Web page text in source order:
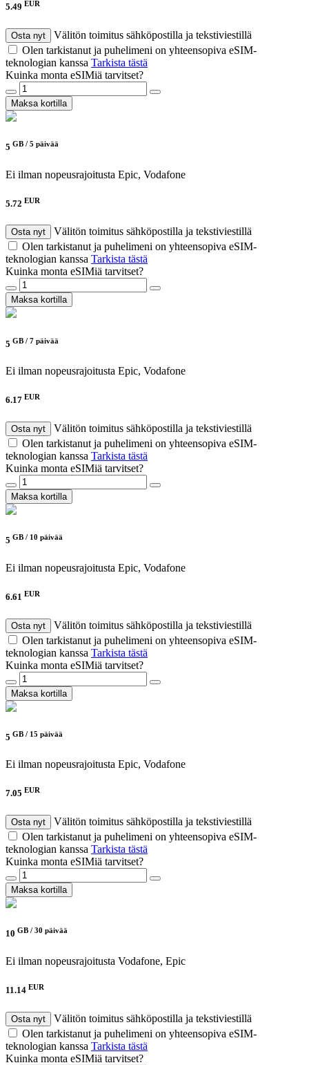
5.49 EUR
Osta nyt
Välitön toimitus sähköpostilla ja tekstiviestillä
Olen tarkistanut ja puhelimeni on yhteensopiva eSIM-
teknologian kanssa Tarkista tästä
Kuinka monta eSIMiä tarvitset?
Maksa kortilla
5 GB / 5 päivää
Ei ilman nopeusrajoitusta Epic, Vodafone
5.72 EUR
Osta nyt
Välitön toimitus sähköpostilla ja tekstiviestillä
Olen tarkistanut ja puhelimeni on yhteensopiva eSIM-
teknologian kanssa Tarkista tästä
Kuinka monta eSIMiä tarvitset?
Maksa kortilla
5 GB / 7 päivää
Ei ilman nopeusrajoitusta Epic, Vodafone
6.17 EUR
Osta nyt
Välitön toimitus sähköpostilla ja tekstiviestillä
Olen tarkistanut ja puhelimeni on yhteensopiva eSIM-
teknologian kanssa Tarkista tästä
Kuinka monta eSIMiä tarvitset?
Maksa kortilla
5 GB / 10 päivää
Ei ilman nopeusrajoitusta Epic, Vodafone
6.61 EUR
Osta nyt
Välitön toimitus sähköpostilla ja tekstiviestillä
Olen tarkistanut ja puhelimeni on yhteensopiva eSIM-
teknologian kanssa Tarkista tästä
Kuinka monta eSIMiä tarvitset?
Maksa kortilla
5 GB / 15 päivää
Ei ilman nopeusrajoitusta Epic, Vodafone
7.05 EUR
Osta nyt
Välitön toimitus sähköpostilla ja tekstiviestillä
Olen tarkistanut ja puhelimeni on yhteensopiva eSIM-
teknologian kanssa Tarkista tästä
Kuinka monta eSIMiä tarvitset?
Maksa kortilla
10 GB / 30 päivää
Ei ilman nopeusrajoitusta Vodafone, Epic
11.14 EUR
Osta nyt
Välitön toimitus sähköpostilla ja tekstiviestillä
Olen tarkistanut ja puhelimeni on yhteensopiva eSIM-
teknologian kanssa Tarkista tästä
Kuinka monta eSIMiä tarvitset?